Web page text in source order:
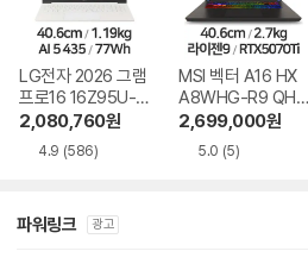
LG전자 2026 그램
프로16 16Z95U-G
S5WK
2,080,760원
4.9 (586)
MSI 벡터 A16 HX
A8WHG-R9 QHD
+
2,699,000원
5.0 (5)
파워링크 광고